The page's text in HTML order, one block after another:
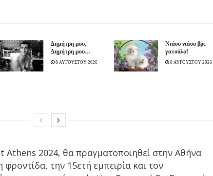
Δημήτρη μου,
Δημήτρη μου…
8 ΑΥΓΟΥΣΤΟΥ 2026
Νιάου νιάου βρε
γατούλα!
8 ΑΥΓΟΥΣΤΟΥ 2026
Athens 2024, θα πραγματοποιηθεί στην Αθήνα
φροντίδα, την 15ετή εμπειρία και τον